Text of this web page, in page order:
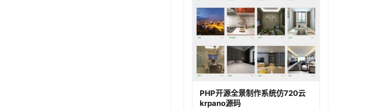
PHP开源全景制作系统仿720云
krpano源码